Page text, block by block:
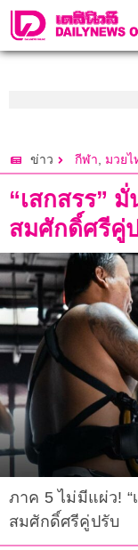
ข่าว กีฬา, มวยไ
“เสกสรร”
สมศักดิ์ศรีคู่
ภาค 5 ไม่มีแผ่ว! “
สมศักดิ์ศรีคู่ปรับ